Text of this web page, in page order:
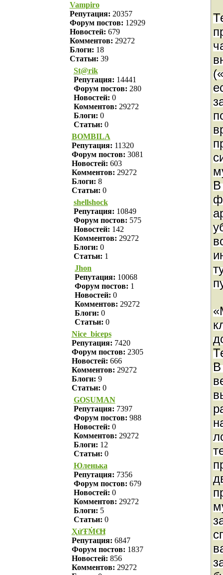
Vampiro
Репутация: 20357
Форум постов: 12929
Новостей: 679
Комментов: 29272
Блоги: 18
Статьи: 39
St@rik
Репутация: 14441
Форум постов: 280
Новостей: 0
Комментов: 29272
Блоги: 0
Статьи: 0
BOMBILA
Репутация: 11320
Форум постов: 3081
Новостей: 603
Комментов: 29272
Блоги: 8
Статьи: 0
shellshock
Репутация: 10849
Форум постов: 575
Новостей: 142
Комментов: 29272
Блоги: 0
Статьи: 1
Jhon
Репутация: 10068
Форум постов: 1
Новостей: 0
Комментов: 29272
Блоги: 0
Статьи: 0
Nice_biceps
Репутация: 7420
Форум постов: 2305
Новостей: 666
Комментов: 29272
Блоги: 9
Статьи: 0
GOSUMAN
Репутация: 7397
Форум постов: 988
Новостей: 0
Комментов: 29272
Блоги: 12
Статьи: 0
Юленька
Репутация: 7356
Форум постов: 679
Новостей: 0
Комментов: 29272
Блоги: 5
Статьи: 0
ҲửŦṀ€Ħ
Репутация: 6847
Форум постов: 1837
Новостей: 856
Комментов: 29272
В